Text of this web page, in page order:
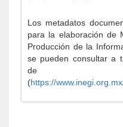
Los metadatos
para la elaboración de
Producción de la
se pueden consultar a
de
(https://